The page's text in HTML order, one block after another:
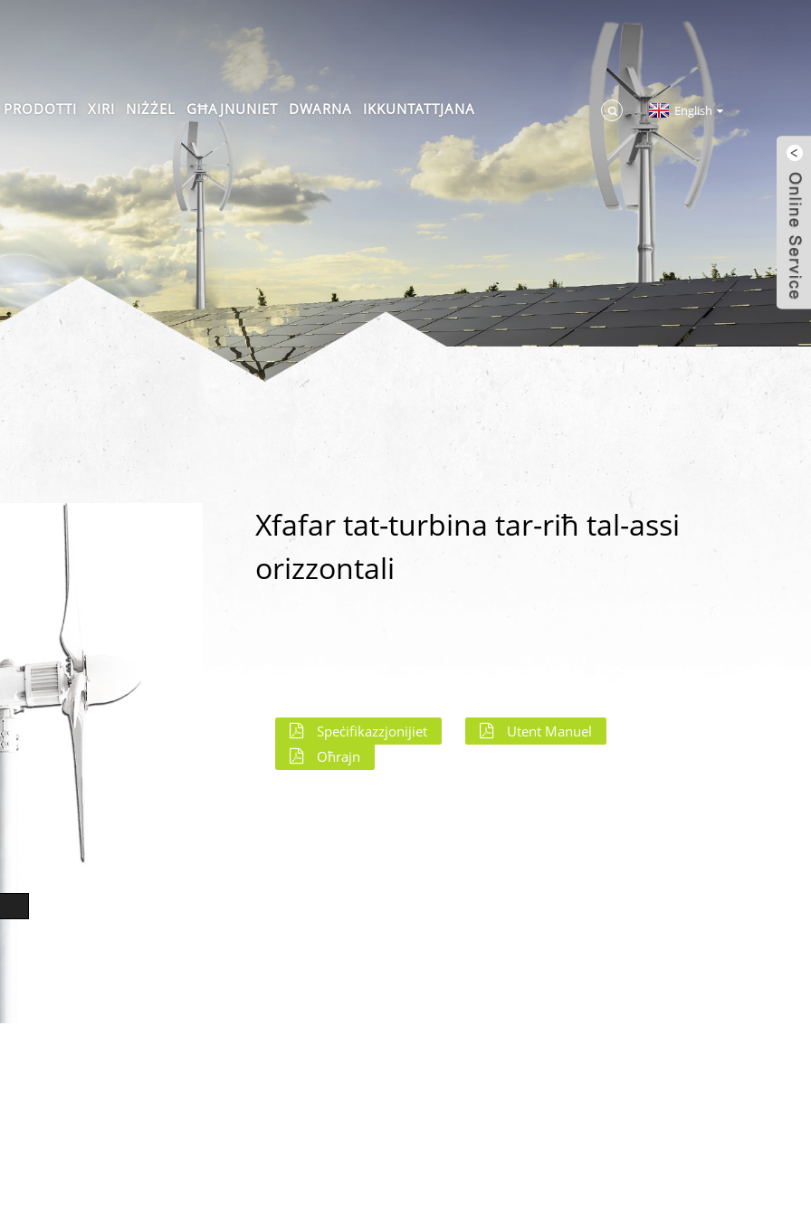
PRODOTTI XIRI NIŻŻEL GĦAJNUNIET DWARNA IKKUNTATTJANA English
Xfafar tat-turbina tar-riħ tal-assi
orizzontali
Speċifikazzjonijiet
Utent Manuel
Oħrajn